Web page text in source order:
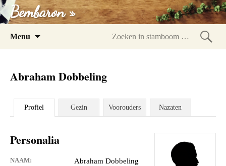
Bembaron »
Menu
Abraham Dobbeling
Profiel Gezin Voorouders Nazaten
Personalia
NAAM: Abraham Dobbeling